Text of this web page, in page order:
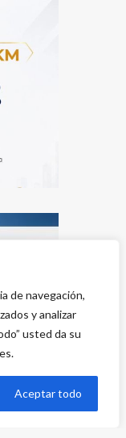
de navegación,
y analizar
usted da su
Aceptar todo